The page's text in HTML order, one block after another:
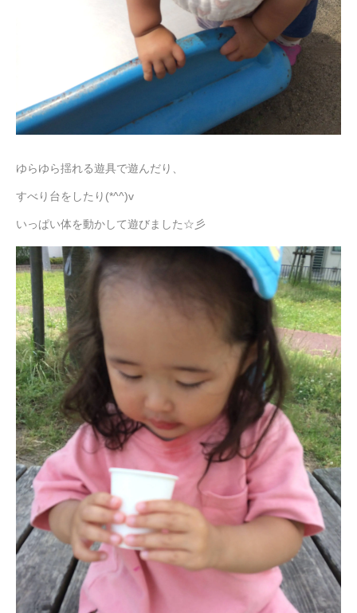
ゆらゆら揺れる遊具で遊んだり、
すべり台をしたり(*^^)v
いっぱい体を動かして遊びました☆彡